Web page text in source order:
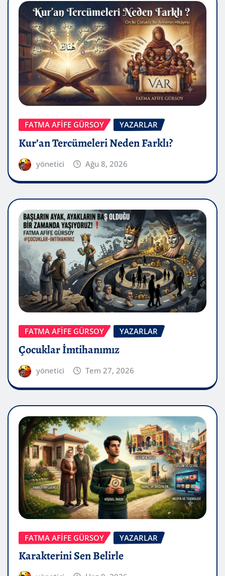
FATMA AFİFE GÜRSOY YAZARLAR
Kur’an Tercümeleri Neden Farklı?
yönetici Ağu 8, 2026
FATMA AFİFE GÜRSOY YAZARLAR
Çocuklar İmtihanımız
yönetici Tem 27, 2026
FATMA AFİFE GÜRSOY YAZARLAR
Karakterini Sen Belirle